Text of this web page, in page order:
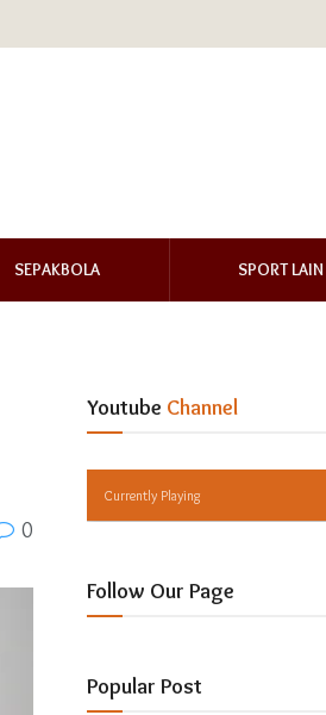
SEPAKBOLA SPORT LAIN
0
Youtube Channel
Currently Playing
Follow Our Page
Popular Post